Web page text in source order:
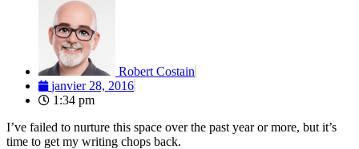
Robert Costain
janvier 28, 2016
1:34 pm
I’ve failed to nurture this space over the past year or more, but it’s
time to get my writing chops back.